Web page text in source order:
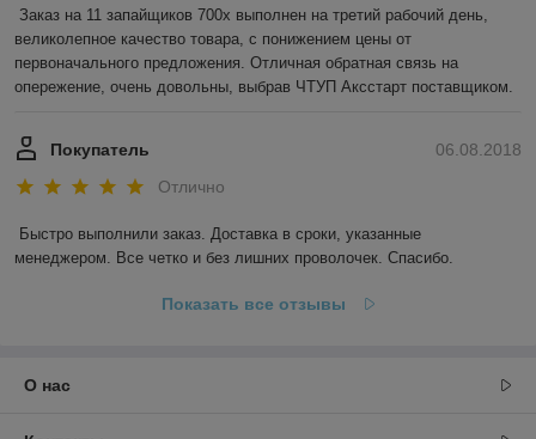
Заказ на 11 запайщиков 700х выполнен на третий рабочий день,
великолепное качество товара, с понижением цены от
первоначального предложения. Отличная обратная связь на
опережение, очень довольны, выбрав ЧТУП Аксстарт поставщиком.
06.08.2018
Покупатель
Отлично
Быстро выполнили заказ. Доставка в сроки, указанные
менеджером. Все четко и без лишних проволочек. Спасибо.
Показать все отзывы
О нас